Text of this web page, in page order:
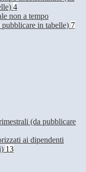
4
non a tempo
in tabelle) 7
(da pubblicare
ai dipendenti
13